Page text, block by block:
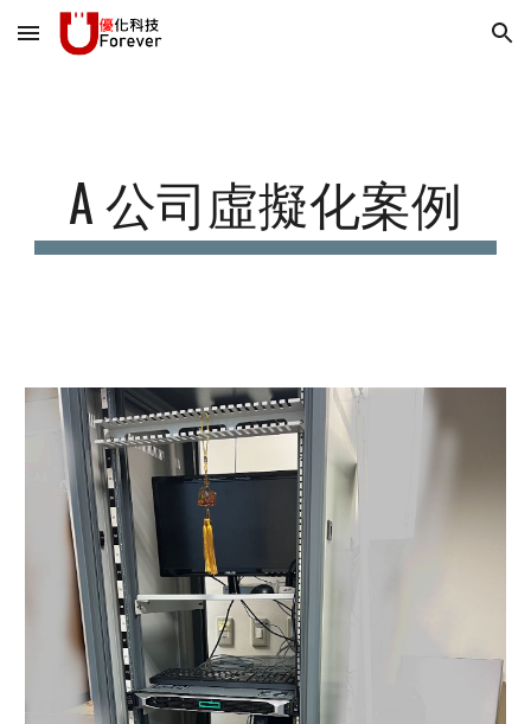
Skip to main content Skip to navigation
A 公司虛擬化案例